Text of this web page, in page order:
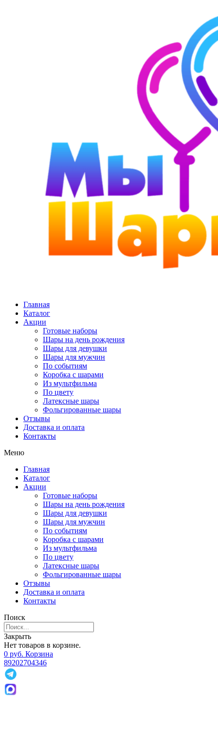
Главная
Каталог
Акции
Готовые наборы
Шары на день рождения
Шары для девушки
Шары для мужчин
По событиям
Коробка с шарами
Из мультфильма
По цвету
Латексные шары
Фольгированные шары
Отзывы
Доставка и оплата
Контакты
Меню
Главная
Каталог
Акции
Готовые наборы
Шары на день рождения
Шары для девушки
Шары для мужчин
По событиям
Коробка с шарами
Из мультфильма
По цвету
Латексные шары
Фольгированные шары
Отзывы
Доставка и оплата
Контакты
Поиск
Закрыть
Нет товаров в корзине.
0 руб. Корзина
89202704346